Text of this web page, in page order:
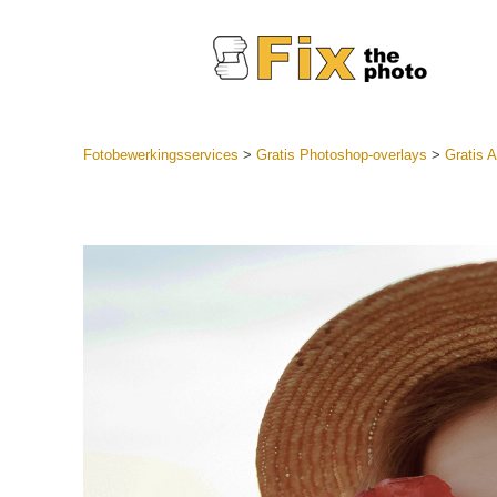
Mobiele
Fotobewerkingsservices > Gratis Photoshop-overlays > Gratis